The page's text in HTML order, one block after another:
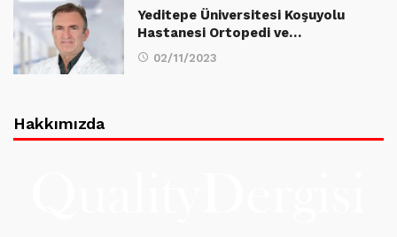
Yeditepe Üniversitesi Koşuyolu
Hastanesi Ortopedi ve…
02/11/2023
Hakkımızda